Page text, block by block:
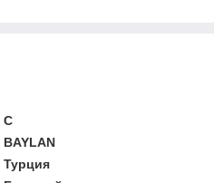
С
BAYLAN
Турция